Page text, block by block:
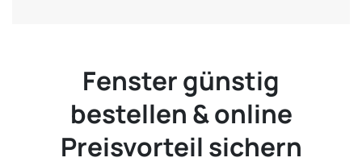
Fenster günstig
bestellen & online
Preisvorteil sichern